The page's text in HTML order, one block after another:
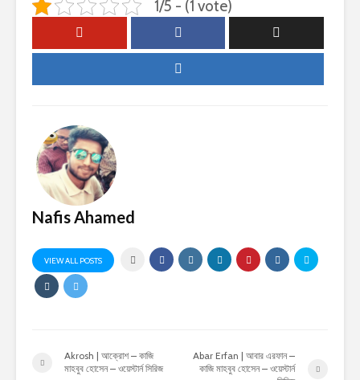
1/5 - (1 vote)
Nafis Ahamed
VIEW ALL POSTS
Akrosh | আক্রোশ – কাজি
মাহবুব হোসেন – ওয়েস্টার্ন সিরিজ
Abar Erfan | আবার এরফান –
কাজি মাহবুব হোসেন – ওয়েস্টার্ন